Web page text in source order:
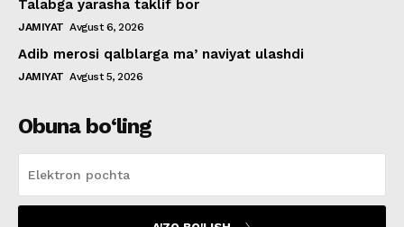
Talabga yarasha taklif bor
JAMIYAT Avgust 6, 2026
Adib merosi qalblarga maʼnaviyat ulashdi
JAMIYAT Avgust 5, 2026
Obuna bo‘ling